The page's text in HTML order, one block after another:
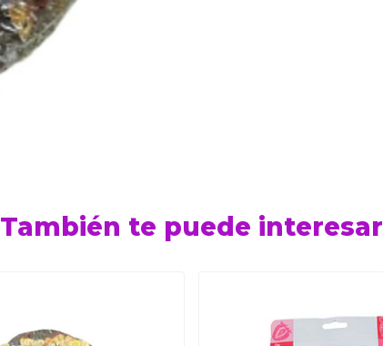
También te puede interesar